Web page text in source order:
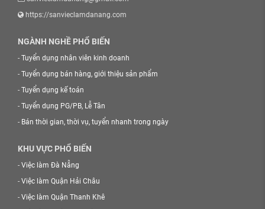
https://sanvieclamdanang.com
NGÀNH NGHỀ PHỔ BIẾN
- Tuyển dụng nhân viên kinh doanh
- Tuyển dụng bán hàng, giới thiệu sản phẩm
- Tuyển dụng kế toán
- Tuyển dụng PG/PB, Lễ Tân
- Bán thời gian, thời vụ, tuyển nhanh trong ngày
KHU VỰC PHỔ BIẾN
- Việc làm Đà Nẵng
- Việc làm Quận Hải Châu
- Việc làm Quận Thanh Khê